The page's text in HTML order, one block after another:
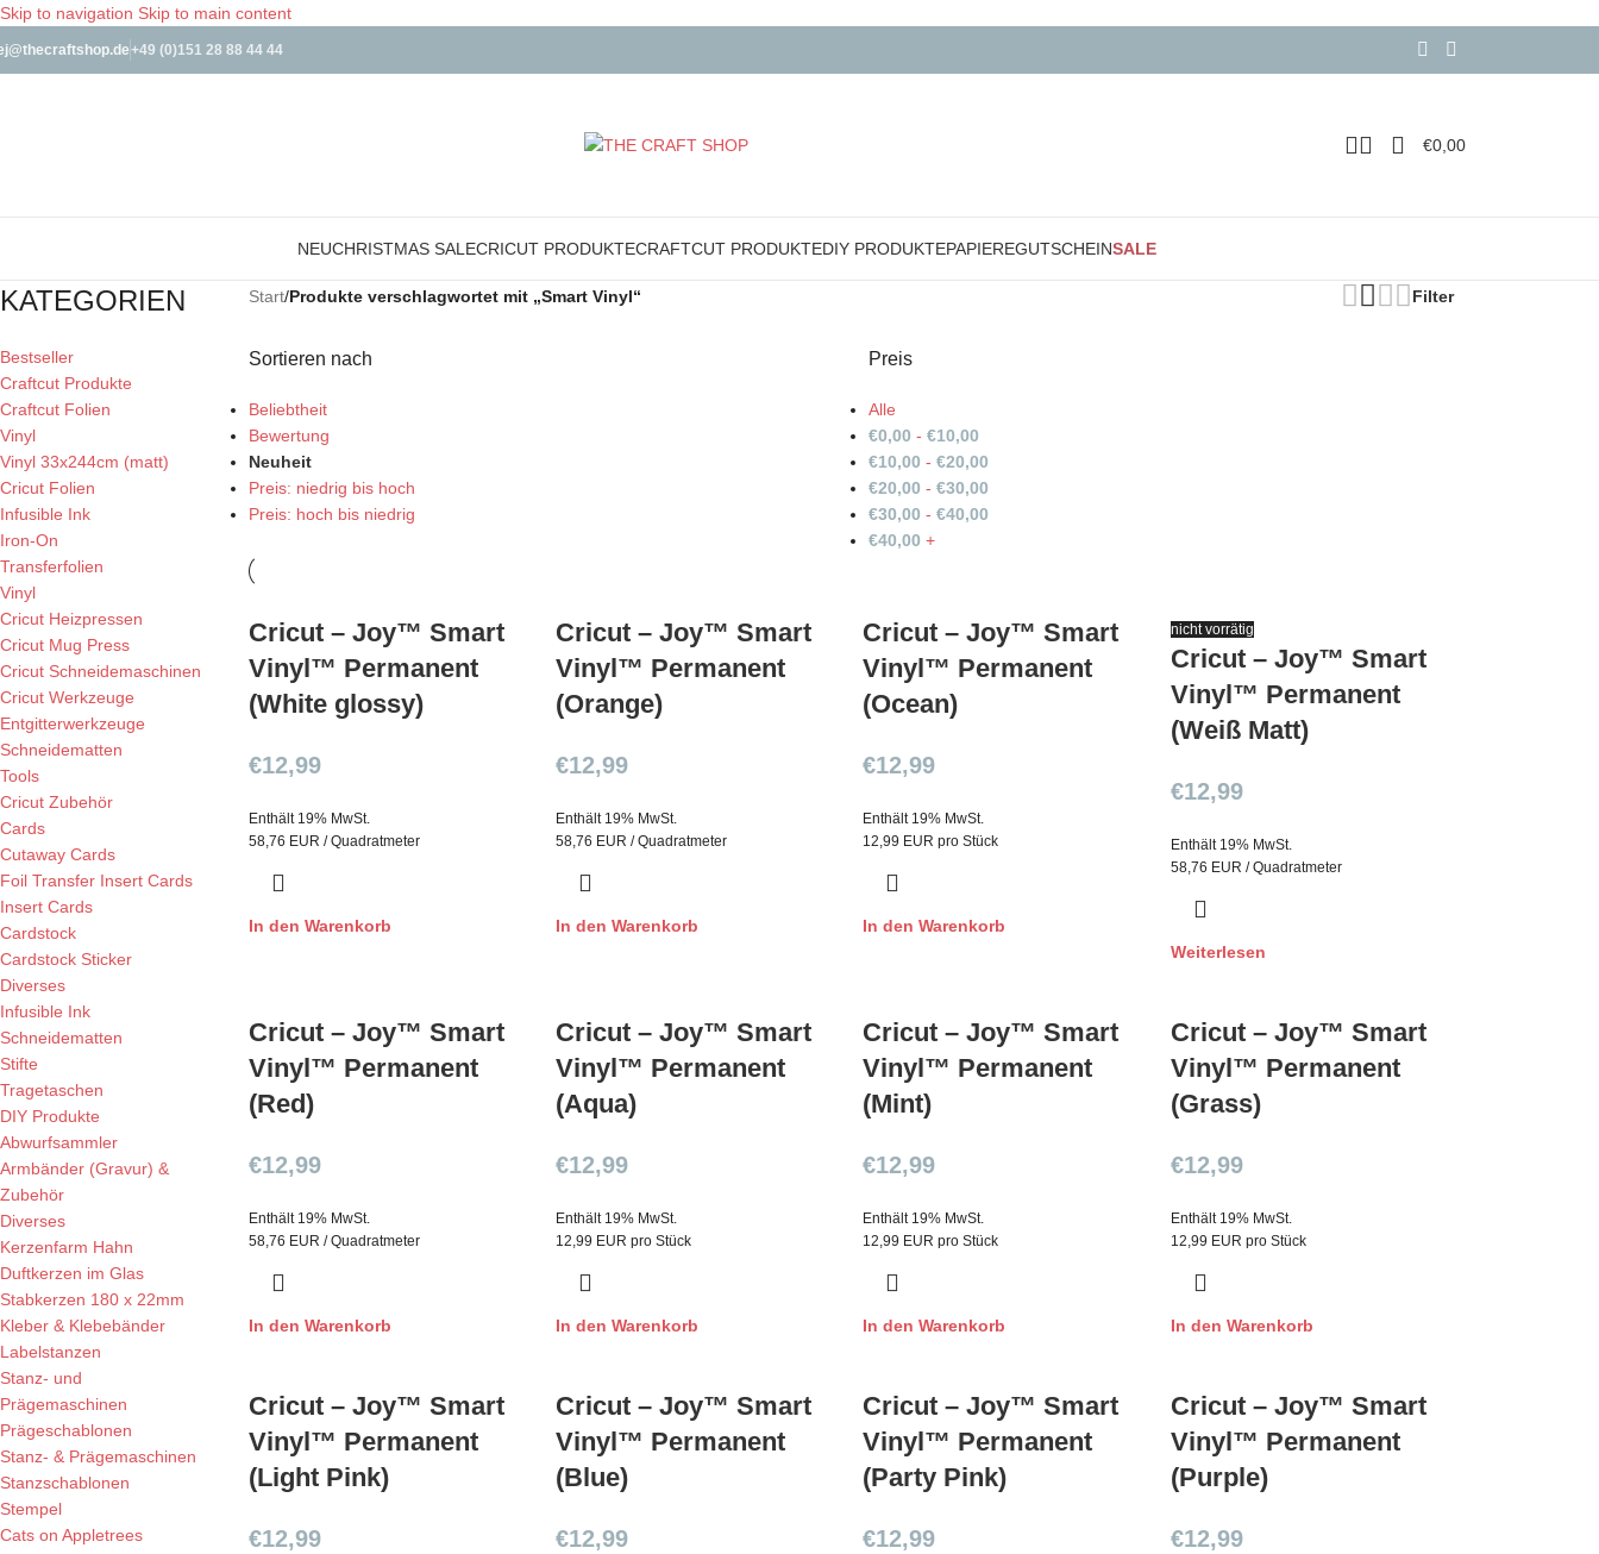
Skip to navigation Skip to main content
+49 (0)151 28 88 44 44
€0,00
NEUCHRISTMAS SALECRICUT PRODUKTECRAFTCUT PRODUKTEDIY PRODUKTEPAPIEREGUTSCHEINSALE
KATEGORIEN
Bestseller
Craftcut Produkte
Craftcut Folien
Vinyl
Vinyl 33x244cm (matt)
Cricut Folien
Infusible Ink
Iron-On
Transferfolien
Vinyl
Cricut Heizpressen
Cricut Mug Press
Cricut Schneidemaschinen
Cricut Werkzeuge
Entgitterwerkzeuge
Schneidematten
Tools
Cricut Zubehör
Cards
Cutaway Cards
Foil Transfer Insert Cards
Insert Cards
Cardstock
Cardstock Sticker
Diverses
Infusible Ink
Schneidematten
Stifte
Tragetaschen
DIY Produkte
Abwurfsammler
Armbänder (Gravur) &
Zubehör
Diverses
Kerzenfarm Hahn
Duftkerzen im Glas
Stabkerzen 180 x 22mm
Kleber & Klebebänder
Labelstanzen
Stanz- und
Prägemaschinen
Prägeschablonen
Stanz- & Prägemaschinen
Stanzschablonen
Stempel
Cats on Appletrees
Start/Produkte verschlagwortet mit „Smart Vinyl“ Filter
Sortieren nach
Beliebtheit
Bewertung
Neuheit
Preis: niedrig bis hoch
Preis: hoch bis niedrig
Preis
Alle
€0,00 -€10,00
€10,00 -€20,00
€20,00 -€30,00
€30,00 -€40,00
€40,00 +
Cricut – Joy™ Smart
Vinyl™ Permanent
(White glossy)
€12,99
Enthält 19% MwSt.
58,76 EUR / Quadratmeter
In den Warenkorb
Cricut – Joy™ Smart
Vinyl™ Permanent
(Orange)
€12,99
Enthält 19% MwSt.
58,76 EUR / Quadratmeter
In den Warenkorb
Cricut – Joy™ Smart
Vinyl™ Permanent
(Ocean)
€12,99
Enthält 19% MwSt.
12,99 EUR pro Stück
In den Warenkorb
nicht vorrätig
Cricut – Joy™ Smart
Vinyl™ Permanent
(Weiß Matt)
€12,99
Enthält 19% MwSt.
58,76 EUR / Quadratmeter
Weiterlesen
Cricut – Joy™ Smart
Vinyl™ Permanent
(Red)
€12,99
Enthält 19% MwSt.
58,76 EUR / Quadratmeter
In den Warenkorb
Cricut – Joy™ Smart
Vinyl™ Permanent
(Aqua)
€12,99
Enthält 19% MwSt.
12,99 EUR pro Stück
In den Warenkorb
Cricut – Joy™ Smart
Vinyl™ Permanent
(Mint)
€12,99
Enthält 19% MwSt.
12,99 EUR pro Stück
In den Warenkorb
Cricut – Joy™ Smart
Vinyl™ Permanent
(Grass)
€12,99
Enthält 19% MwSt.
12,99 EUR pro Stück
In den Warenkorb
Cricut – Joy™ Smart
Vinyl™ Permanent
(Light Pink)
€12,99
Cricut – Joy™ Smart
Vinyl™ Permanent
(Blue)
€12,99
Cricut – Joy™ Smart
Vinyl™ Permanent
(Party Pink)
€12,99
Cricut – Joy™ Smart
Vinyl™ Permanent
(Purple)
€12,99